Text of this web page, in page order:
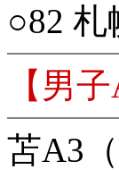
○82 札
【男
苫A3（